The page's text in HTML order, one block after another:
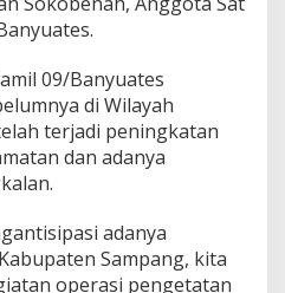
09/Banyuates
di Wilayah
terjadi peningkatan
dan adanya
adanya
Sampang, kita
operasi pengetatan